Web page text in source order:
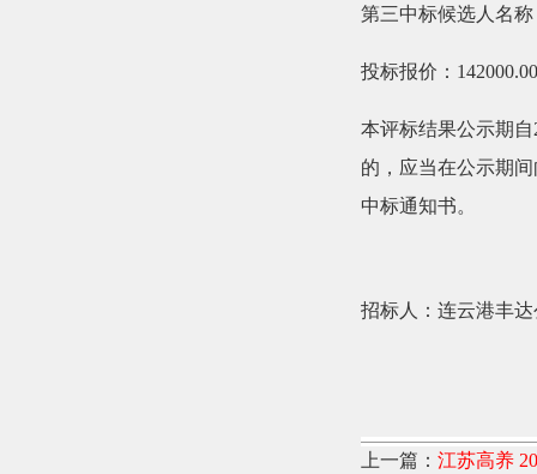
第三中标候选人名
投标报价：
本评标结果公示期
的，应当在公示期
中标通知书。
招标人：连云港丰
上一篇： 江苏高养